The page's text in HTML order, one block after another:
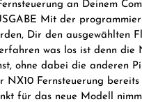
an Deinem
Mit der
Dir den ausgewählten
was los ist denn
ohne dabei die
Fernsteuerung
für das neue Modell